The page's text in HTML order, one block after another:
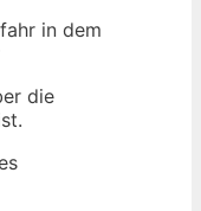
in dem
die